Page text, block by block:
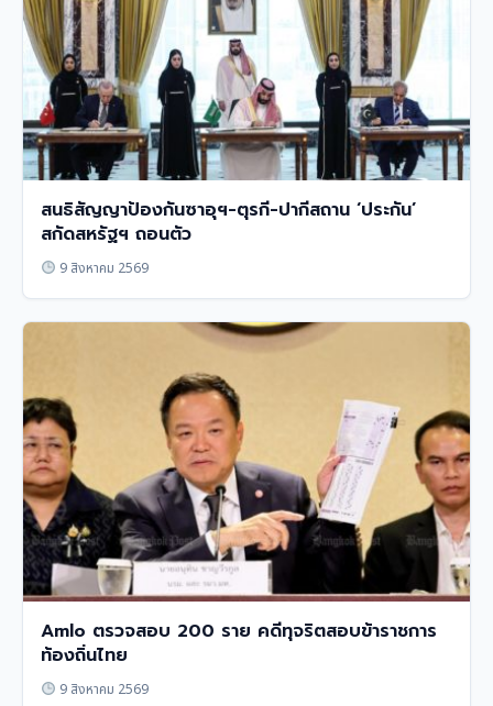
สนธิสัญญาป้องกันซาอุฯ-ตุรกี-ปากีสถาน ‘ประกัน’
สกัดสหรัฐฯ ถอนตัว
9 สิงหาคม 2569
Amlo ตรวจสอบ 200 ราย คดีทุจริตสอบข้าราชการ
ท้องถิ่นไทย
9 สิงหาคม 2569